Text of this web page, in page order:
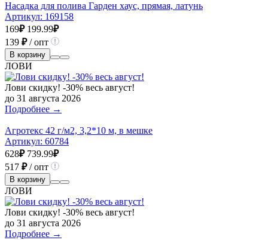
Насадка для полива Гарден хаус, прямая, латунь
Артикул: 169158
169₽ 199.99₽
139 ₽/ опт
В корзину
ЛОВИ
Лови скидку! -30% весь август!
до 31 августа 2026
Подробнее →
Агротекс 42 г/м2, 3,2*10 м, в мешке
Артикул: 60784
628₽ 739.99₽
517 ₽/ опт
В корзину
ЛОВИ
Лови скидку! -30% весь август!
до 31 августа 2026
Подробнее →